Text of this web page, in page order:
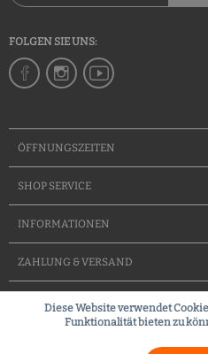
FOLGEN SIE UNS:
ÖFFNUNGSZEITEN
SHOP SERVICE
INFORMATIONEN
ZAHLUNG & VERSAND
Groessentabelle Team
Diese Website verwendet
Funktionalität bieten zu